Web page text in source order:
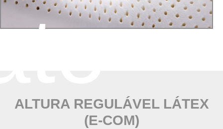
ALTURA REGULÁVEL LÁTEX
(E-COM)